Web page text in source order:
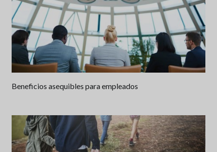
Beneficios asequibles para empleados